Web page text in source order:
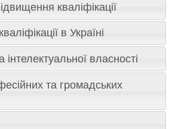
кваліфікації
в Україні
інтелектуальної власності
та громадських